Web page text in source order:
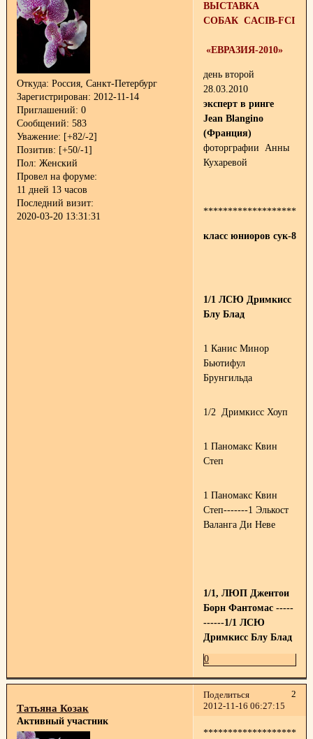
Откуда: Россия, Санкт-Петербург
Зарегистрирован: 2012-11-14
Приглашений: 0
Сообщений: 583
Уважение: [+82/-2]
Позитив: [+50/-1]
Пол: Женский
Провел на форуме:
11 дней 13 часов
Последний визит:
2020-03-20 13:31:31
ВЫСТАВКА
СОБАК CACIB-FCI
«ЕВРАЗИЯ-2010»
день второй
28.03.2010
эксперт в ринге
Jean Blangino
(Франция)
фоторграфии Анны
Кухаревой
класс юниоров сук-8
1/1 ЛСЮ Дримкисс
Блу Блад
1 Канис Минор
Бьютифул
Брунгильда
1/2 Дримкисс Хоуп
1 Паномакс Квин
Степ
1 Паномакс Квин
Степ-------1 Элькост
Валанга Ди Неве
1/1, ЛЮП Джентои
Борн Фантомас -----
------1/1 ЛСЮ
Дримкисс Блу Блад
0
Поделиться
2
2012-11-16 06:27:15
Татьяна Козак
Активный участник